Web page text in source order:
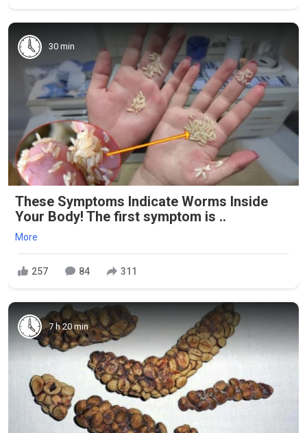
30 min
These Symptoms Indicate Worms Inside
Your Body! The first symptom is ..
More
257 84 311
7 h 20 min